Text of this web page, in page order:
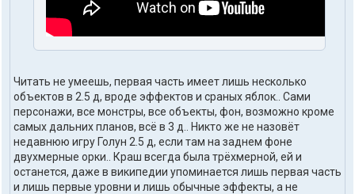
Читать не умеешь, первая часть имеет лишь несколько
объектов в 2.5 д, вроде эффектов и сраных яблок.. Сами
персонажи, все монстры, все объекты, фон, возможно кроме
самых дальних планов, всё в 3 д.. Никто же не назовёт
недавнюю игру Голун 2.5 д, если там на заднем фоне
двухмерные орки.. Краш всегда была трёхмерной, ей и
останется, даже в википедии упоминается лишь первая часть
и лишь первые уровни и лишь обычные эффекты, а не